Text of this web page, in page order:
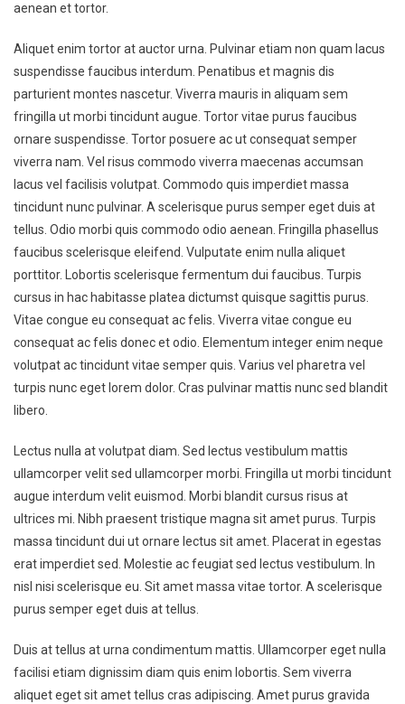
aenean et tortor.
Aliquet enim tortor at auctor urna. Pulvinar etiam non quam lacus
suspendisse faucibus interdum. Penatibus et magnis dis
parturient montes nascetur. Viverra mauris in aliquam sem
fringilla ut morbi tincidunt augue. Tortor vitae purus faucibus
ornare suspendisse. Tortor posuere ac ut consequat semper
viverra nam. Vel risus commodo viverra maecenas accumsan
lacus vel facilisis volutpat. Commodo quis imperdiet massa
tincidunt nunc pulvinar. A scelerisque purus semper eget duis at
tellus. Odio morbi quis commodo odio aenean. Fringilla phasellus
faucibus scelerisque eleifend. Vulputate enim nulla aliquet
porttitor. Lobortis scelerisque fermentum dui faucibus. Turpis
cursus in hac habitasse platea dictumst quisque sagittis purus.
Vitae congue eu consequat ac felis. Viverra vitae congue eu
consequat ac felis donec et odio. Elementum integer enim neque
volutpat ac tincidunt vitae semper quis. Varius vel pharetra vel
turpis nunc eget lorem dolor. Cras pulvinar mattis nunc sed blandit
libero.
Lectus nulla at volutpat diam. Sed lectus vestibulum mattis
ullamcorper velit sed ullamcorper morbi. Fringilla ut morbi tincidunt
augue interdum velit euismod. Morbi blandit cursus risus at
ultrices mi. Nibh praesent tristique magna sit amet purus. Turpis
massa tincidunt dui ut ornare lectus sit amet. Placerat in egestas
erat imperdiet sed. Molestie ac feugiat sed lectus vestibulum. In
nisl nisi scelerisque eu. Sit amet massa vitae tortor. A scelerisque
purus semper eget duis at tellus.
Duis at tellus at urna condimentum mattis. Ullamcorper eget nulla
facilisi etiam dignissim diam quis enim lobortis. Sem viverra
aliquet eget sit amet tellus cras adipiscing. Amet purus gravida